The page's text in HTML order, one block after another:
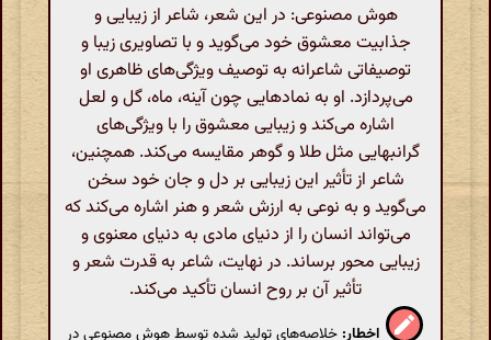
هوش مصنوعی: در این شعر، شاعر از زیبایی و
جذابیت معشوق خود می‌گوید و با تصاویری زیبا و
توصیفاتی شاعرانه به توصیف ویژگی‌های ظاهری او
می‌پردازد. او به نمادهایی چون آینه، ماه، گل و لعل
اشاره می‌کند و زیبایی معشوق را با ویژگی‌های
گرانبهایی مثل طلا و گوهر مقایسه می‌کند. همچنین،
شاعر از تأثیر این زیبایی بر دل و جان خود سخن
می‌گوید و به نوعی به ارزش شعر و هنر اشاره می‌کند که
می‌تواند انسان را از دنیای مادی به دنیای معنوی و
زیبایی‌ محور برساند. در نهایت، شاعر به قدرت شعر و
تأثیر آن بر روح انسان تأکید می‌کند.
اخطار: خلاصه‌های تولید شده توسط هوش مصنوعی در